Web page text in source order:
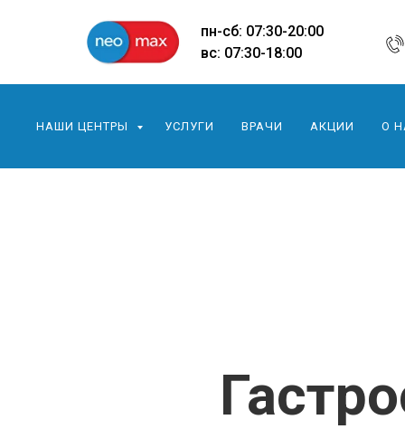
пн-сб: 07:30-20:00
вс: 07:30-18:00
НАШИ ЦЕНТРЫ УСЛУГИ ВРАЧИ АКЦИИ О